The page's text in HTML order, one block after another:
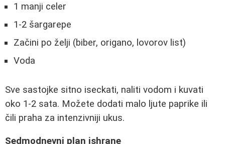
1 manji celer
1-2 šargarepe
Začini po želji (biber, origano, lovorov list)
Voda
Sve sastojke sitno iseckati, naliti vodom i kuvati
oko 1-2 sata. Možete dodati malo ljute paprike ili
čili praha za intenzivniji ukus.
Sedmodnevni plan ishrane